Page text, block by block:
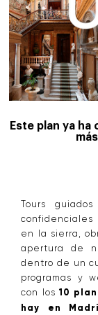
Este plan ya
Tours
confidenciales
en la sierra,
apertura de
dentro de un
programas y
con los 10
hay en